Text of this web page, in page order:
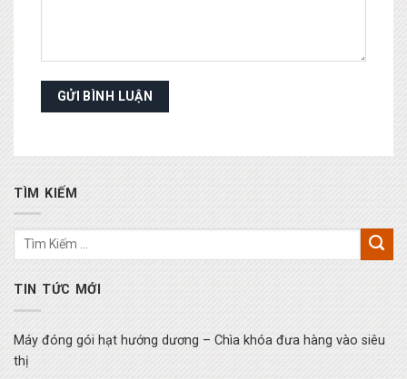
TÌM KIẾM
TIN TỨC MỚI
Máy đóng gói hạt hướng dương – Chìa khóa đưa hàng vào siêu
thị